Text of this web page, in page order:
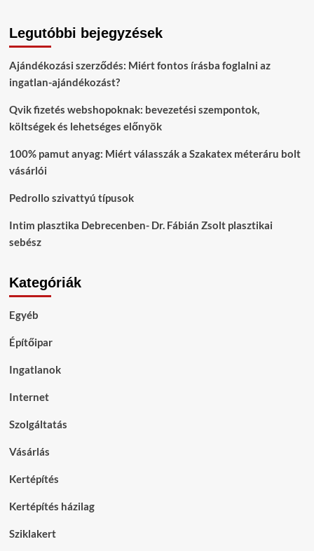
Legutóbbi bejegyzések
Ajándékozási szerződés: Miért fontos írásba foglalni az
ingatlan-ajándékozást?
Qvik fizetés webshopoknak: bevezetési szempontok,
költségek és lehetséges előnyök
100% pamut anyag: Miért válasszák a Szakatex méteráru bolt
vásárlói
Pedrollo szivattyú típusok
Intim plasztika Debrecenben- Dr. Fábián Zsolt plasztikai
sebész
Kategóriák
Egyéb
Építőipar
Ingatlanok
Internet
Szolgáltatás
Vásárlás
Kertépítés
Kertépítés házilag
Sziklakert